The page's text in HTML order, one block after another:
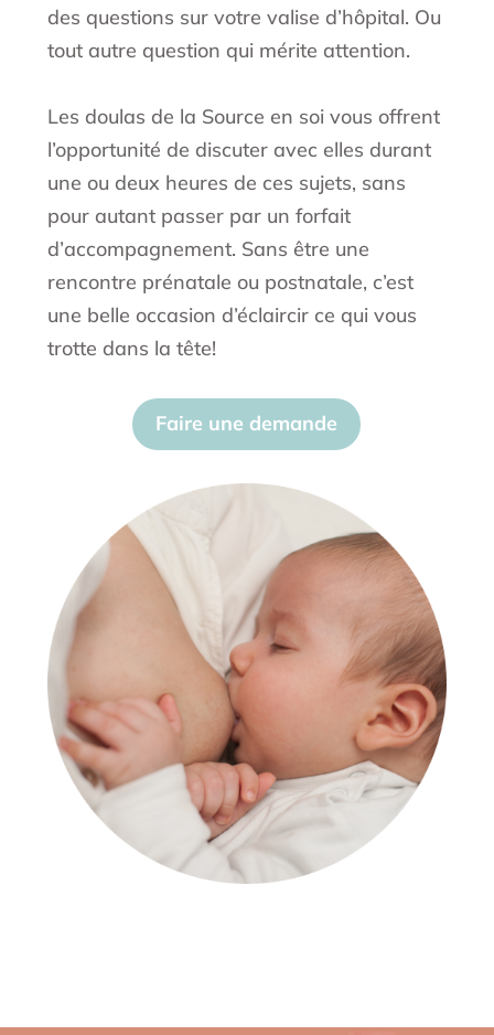
des questions sur votre valise d’hôpital. Ou
tout autre question qui mérite attention.
Les doulas de la Source en soi vous offrent
l’opportunité de discuter avec elles durant
une ou deux heures de ces sujets, sans
pour autant passer par un forfait
d’accompagnement. Sans être une
rencontre prénatale ou postnatale, c’est
une belle occasion d’éclaircir ce qui vous
trotte dans la tête!
Faire une demande